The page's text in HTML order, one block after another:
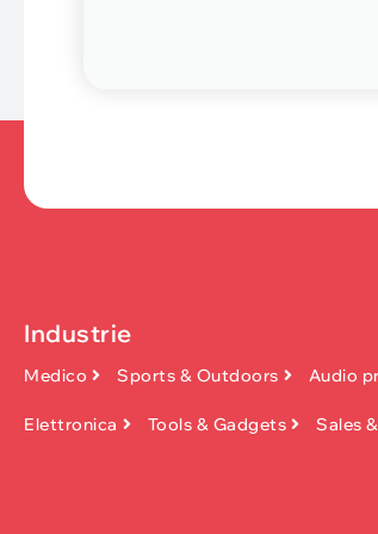
Industrie
Medico Sports & Outdoors Audio
Elettronica Tools & Gadgets Sales